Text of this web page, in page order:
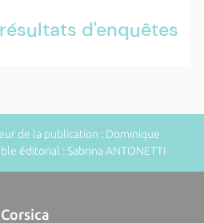
d'enquêtes
de la publication : Dominique
éditorial : Sabrina ANTONETTI